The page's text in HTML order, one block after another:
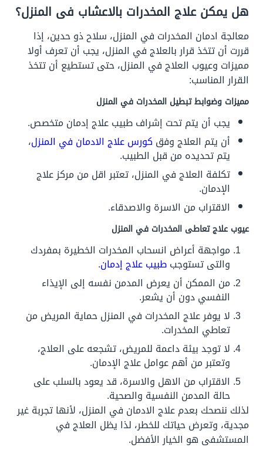
هل يمكن علاج المخدرات بالاعشاب فى المنزل؟
معالجة ادمان المخدرات في المنزل، سلاح ذو حدين، إذا
قررت أن تتخذ قرار بالعلاج في المنزل، يجب أن تعرف أولا
مميزات وعيوب العلاج في المنزل، حتى تستطيع أن تتخذ
القرار المناسب:
مميزات وضوابط تبطيل المخدرات في المنزل
يجب أن يتم تحت إشراف طبيب علاج إدمان متخصص.
أن يتم العلاج وفق كورس علاج الادمان في المنزل،
يتم تحديده من قبل الطبيب.
تكلفة العلاج في المنزل، تعتبر اقل من مركز علاج
الإدمان.
الاقتراب من الاسرة والاصدقاء.
عيوب علاج تعاطى المخدرات في المنزل
مواجهة أعراض انسحاب المخدرات الخطيرة بمفردك
والتى تستوجبطبيب علاج إدمان.
من الممكن أن يعرض المدمن نفسه إلى الإيذاء
النفسي دون أن يشعر.
لا يوفر علاج المخدرات في المنزل حماية المريض من
تعاطي المخدرات.
لا توجد بيئة داعمة للمريض، تشجعه على العلاج،
وتعتبر من أهم عوامل علاج الإدمان.
الاقتراب من الاهل والاسرة، قد يعود بالسلب على
حالة المدمن النفسية والصحية.
لذلك ننصحك بعدم علاج الادمان في المنزل، لأنها تجربة غير
مجدية، وتعرض حياتك للخطر، لذا يظل العلاج في
المستشفى هو الخيار الأفضل.